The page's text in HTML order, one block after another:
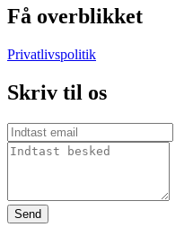
Få overblikket
Privatlivspolitik
Skriv til os